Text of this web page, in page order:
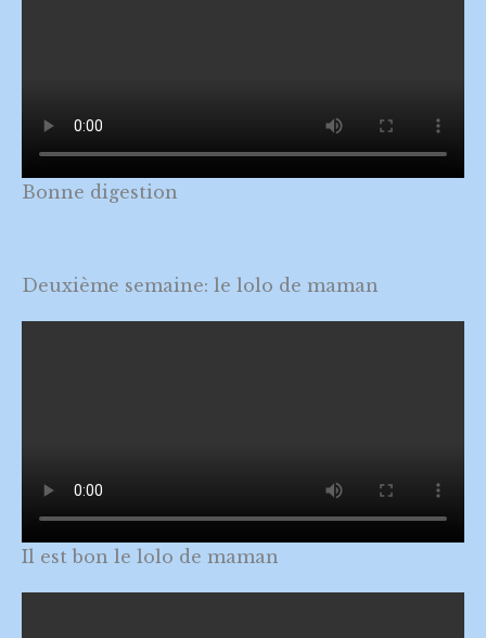
Bonne digestion
Deuxième semaine: le lolo de maman
Il est bon le lolo de maman